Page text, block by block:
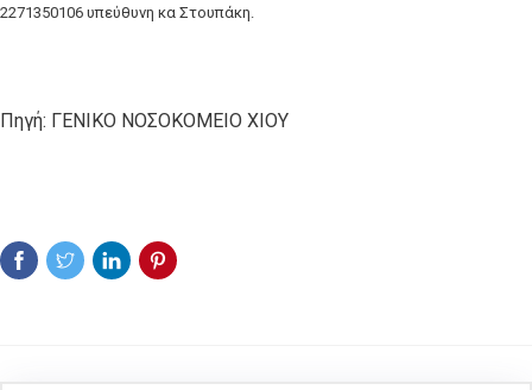
2271350106 υπεύθυνη κα Στουπάκη.
Πηγή: ΓΕΝΙΚΟ ΝΟΣΟΚΟΜΕΙΟ ΧΙΟΥ